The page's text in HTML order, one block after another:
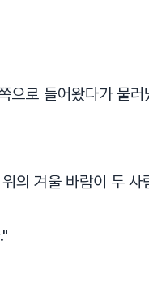
으로 들어왔다가 물
의 겨울 바람이 두 사